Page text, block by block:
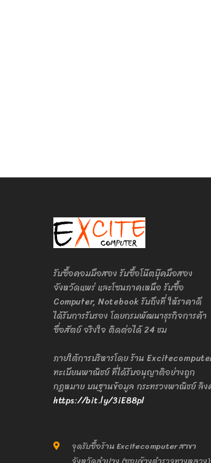
รับซื้อคอมมือสอง รับซื้อโน๊ตบุ๊คมือสอง
จังหวัดแพร่ และโซนภาคเหนือ รับซื้อ
Computer, Notebook รับถึงที่ ให้ราคาดี
ได้รับการรับรอง โดยกรมพัฒนาธุรกิจการค้า
ซื่อสัตย์ จริงใจ ติดต่อได้ 24 ชม
ภายใต้การบริหารโดย ร้าน
ทะเบียนพาณิชย์ ที่ได้รับอนุญาติอย่างถูก
กฎหมาย บนฐานข้อมูล กระทรวงพาณิชย์ ลิ
https://bit.ly/3iE88pl
จุดรับซื้อร้าน Excitecomputer สาขา